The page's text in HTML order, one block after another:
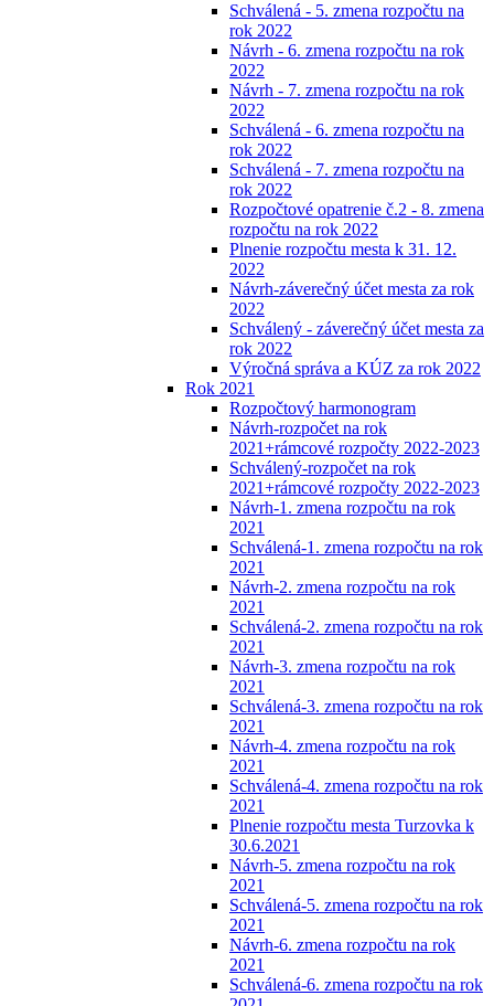
Schválená - 5. zmena rozpočtu na
rok 2022
Návrh - 6. zmena rozpočtu na rok
2022
Návrh - 7. zmena rozpočtu na rok
2022
Schválená - 6. zmena rozpočtu na
rok 2022
Schválená - 7. zmena rozpočtu na
rok 2022
Rozpočtové opatrenie č.2 - 8. zmena
rozpočtu na rok 2022
Plnenie rozpočtu mesta k 31. 12.
2022
Návrh-záverečný účet mesta za rok
2022
Schválený - záverečný účet mesta za
rok 2022
Výročná správa a KÚZ za rok 2022
Rok 2021
Rozpočtový harmonogram
Návrh-rozpočet na rok
2021+rámcové rozpočty 2022-2023
Schválený-rozpočet na rok
2021+rámcové rozpočty 2022-2023
Návrh-1. zmena rozpočtu na rok
2021
Schválená-1. zmena rozpočtu na rok
2021
Návrh-2. zmena rozpočtu na rok
2021
Schválená-2. zmena rozpočtu na rok
2021
Návrh-3. zmena rozpočtu na rok
2021
Schválená-3. zmena rozpočtu na rok
2021
Návrh-4. zmena rozpočtu na rok
2021
Schválená-4. zmena rozpočtu na rok
2021
Plnenie rozpočtu mesta Turzovka k
30.6.2021
Návrh-5. zmena rozpočtu na rok
2021
Schválená-5. zmena rozpočtu na rok
2021
Návrh-6. zmena rozpočtu na rok
2021
Schválená-6. zmena rozpočtu na rok